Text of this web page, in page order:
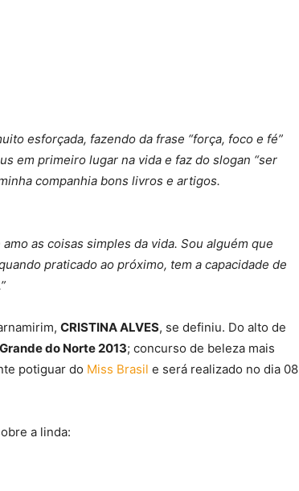
esforçada, fazendo da frase “força, foco e fé”
em primeiro lugar na vida e faz do slogan “ser
companhia bons livros e artigos.
as coisas simples da vida. Sou alguém que
praticado ao próximo, tem a capacidade de
CRISTINA ALVES, se definiu. Do alto de
do Norte 2013; concurso de beleza mais
potiguar do Miss Brasil e será realizado no dia 08
a linda: